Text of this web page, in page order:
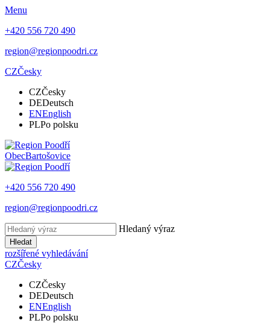
Menu
+420 556 720 490
region@regionpoodri.cz
CZČesky
CZČesky
DEDeutsch
ENEnglish
PLPo polsku
ObecBartošovice
+420 556 720 490
region@regionpoodri.cz
Hledaný výraz
Hledat
rozšířené vyhledávání
CZČesky
CZČesky
DEDeutsch
ENEnglish
PLPo polsku